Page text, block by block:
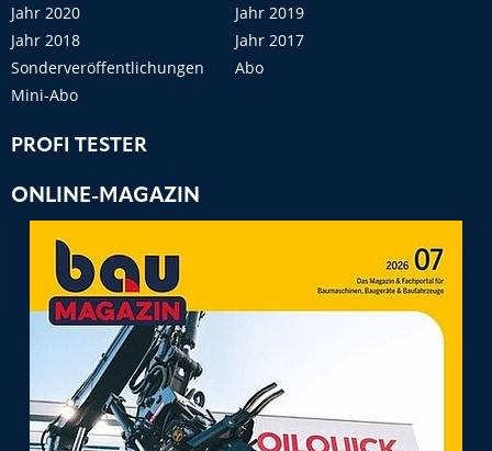
Jahr 2020
Jahr 2019
Jahr 2018
Jahr 2017
Sonderveröffentlichungen
Abo
Mini-Abo
PROFI TESTER
ONLINE-MAGAZIN